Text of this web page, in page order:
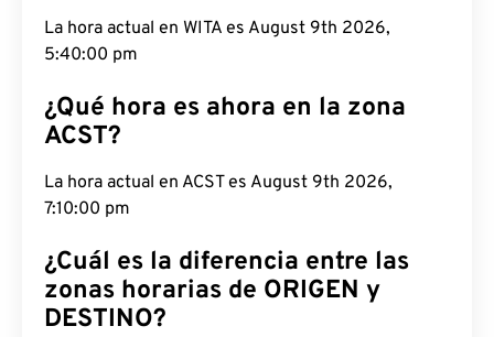
La hora actual en WITA es August 9th 2026,
5:40:01 pm
¿Qué hora es ahora en la zona
ACST?
La hora actual en ACST es August 9th 2026, 7:10:01
pm
¿Cuál es la diferencia entre las
zonas horarias de ORIGEN y
DESTINO?